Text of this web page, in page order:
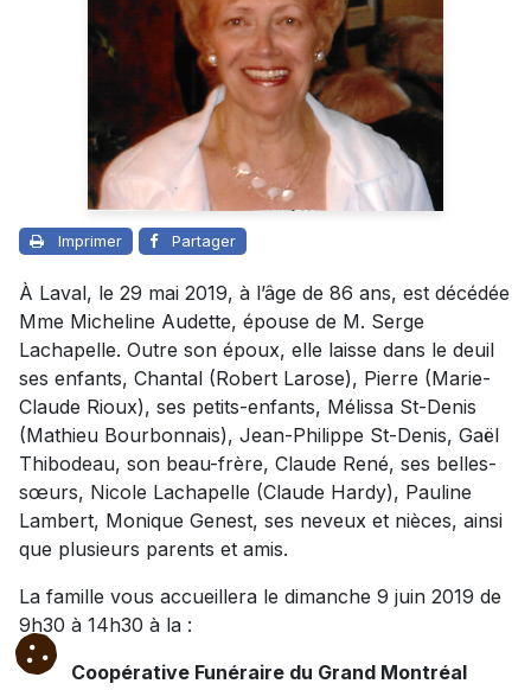
Imprimer Partager
À Laval, le 29 mai 2019, à l’âge de 86 ans, est décédée
Mme Micheline Audette, épouse de M. Serge
Lachapelle. Outre son époux, elle laisse dans le deuil
ses enfants, Chantal (Robert Larose), Pierre (Marie-
Claude Rioux), ses petits-enfants, Mélissa St-Denis
(Mathieu Bourbonnais), Jean-Philippe St-Denis, Gaël
Thibodeau, son beau-frère, Claude René, ses belles-
sœurs, Nicole Lachapelle (Claude Hardy), Pauline
Lambert, Monique Genest, ses neveux et nièces, ainsi
que plusieurs parents et amis.
La famille vous accueillera le dimanche 9 juin 2019 de
9h30 à 14h30 à la :
Coopérative Funéraire du Grand Montréal